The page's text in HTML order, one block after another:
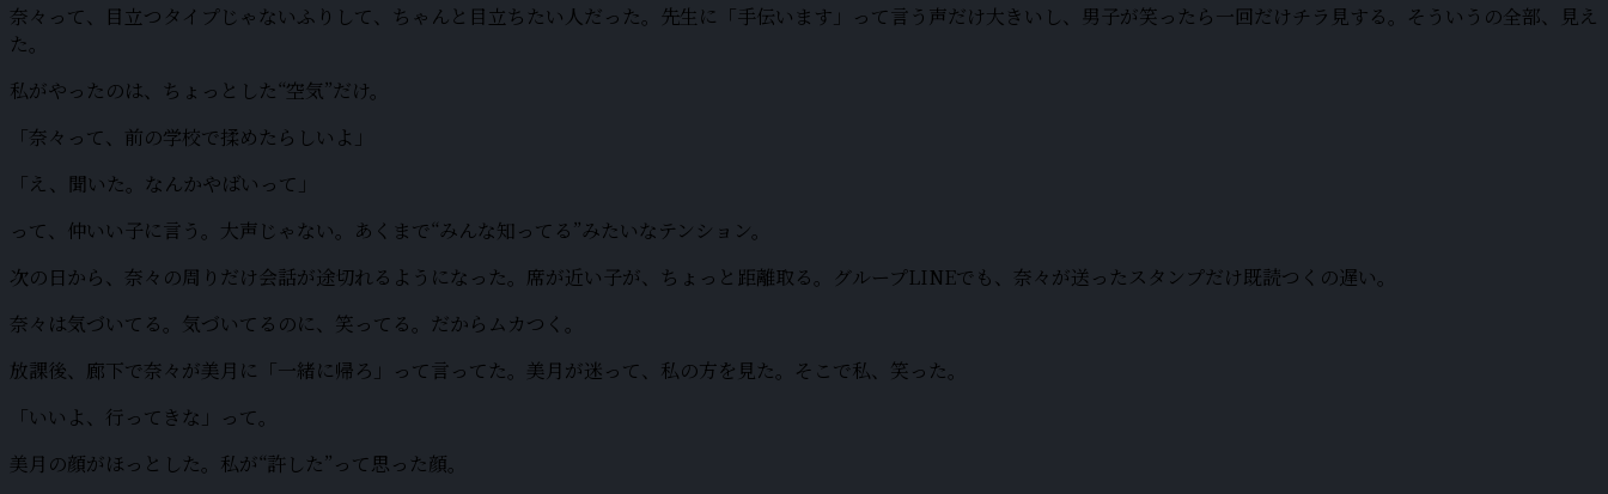
奈々って、目立つタイプじゃないふりして、ちゃんと目立ちたい人だった。先生に「手伝います」って言う声だけ大きいし、男子が笑ったら一回だけチラ見する。そういうの全部、見え
た。
私がやったのは、ちょっとした“空気”だけ。
「奈々って、前の学校で揉めたらしいよ」
「え、聞いた。なんかやばいって」
って、仲いい子に言う。大声じゃない。あくまで“みんな知ってる”みたいなテンション。
次の日から、奈々の周りだけ会話が途切れるようになった。席が近い子が、ちょっと距離取る。グループLINEでも、奈々が送ったスタンプだけ既読つくの遅い。
奈々は気づいてる。気づいてるのに、笑ってる。だからムカつく。
放課後、廊下で奈々が美月に「一緒に帰ろ」って言ってた。美月が迷って、私の方を見た。そこで私、笑った。
「いいよ、行ってきな」って。
美月の顔がほっとした。私が“許した”って思った顔。